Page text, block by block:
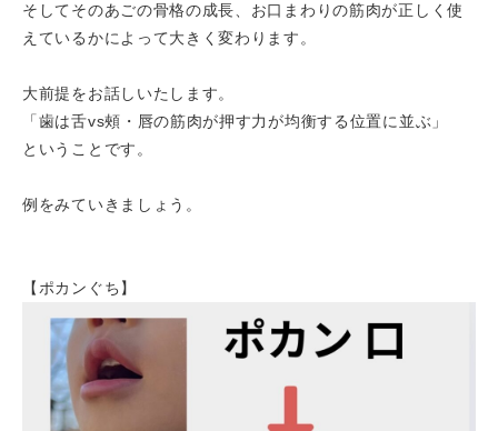
そしてそのあごの骨格の成長、お口まわりの筋肉が正しく使
えているかによって大きく変わります。
大前提をお話しいたします。
「歯は舌vs頰・唇の筋肉が押す力が均衡する位置に並ぶ」
ということです。
例をみていきましょう。
【ポカンぐち】